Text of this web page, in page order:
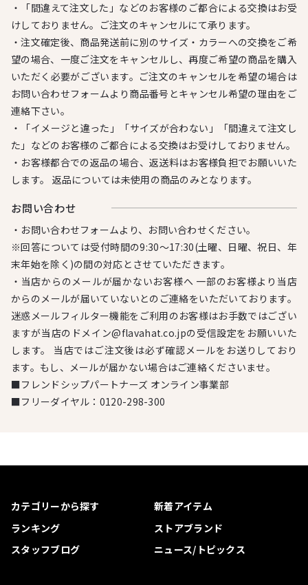
・「間違えて注文した」などのお客様のご都合による交換はお受
けしておりません。ご注文のキャンセルにて承ります。
・注文確定後、商品発送前に別のサイズ・カラーへの交換をご希
望の場合、一度ご注文をキャンセルし、再度ご希望の商品を購入
いただく必要がございます。ご注文のキャンセルを希望の場合は
お問い合わせフォームより商品番号とキャンセル希望の理由をご
連絡下さい。
・「イメージと違った」「サイズが合わない」「間違えて注文し
た」などのお客様のご都合による交換はお受けしておりません。
・お客様都合での返品の場合、返送料はお客様負担でお願いいた
します。 返品については未使用の商品のみとなります。
お問い合わせ
・お問い合わせフォームより、お問い合わせください。
※回答については受付時間の9:30～17:30(土曜、日曜、祝日、年
末年始を除く)の間の対応とさせていただきます。
・当店からのメールが届かないお客様へ 一部のお客様より当店
からのメールが届いていないとのご連絡をいただいております。
迷惑メールフィルター機能をご利用のお客様はお手数ではござい
ますが当店のドメイン@flavahat.co.jpの受信設定をお願いいた
します。 当店ではご注文後は必ず確認メールをお送りしており
ます。もし、メールが届かない場合はご連絡くださいませ。
■フレンドシップパートナーズ オンライン事業部
■フリーダイヤル： 0120-298-300
カテゴリーから探す
新着アイテム
ランキング
ストアブランド
スタッフブログ
ニュース/トピックス